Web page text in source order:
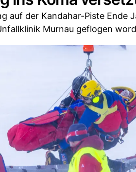
auf der Kandahar-Piste Ende
Murnau geflogen